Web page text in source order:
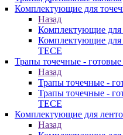
Комплектующие для
Назад
Комплектующие для
Комплектующие для
TECE
Трапы точечные -
Назад
Трапы точечные -
Трапы точечные -
TECE
Комплектующие для
Назад